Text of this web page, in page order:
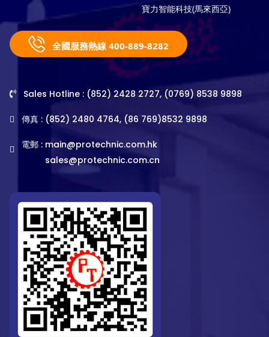
寶力智能科技(馬來西亞)
全國服務熱線 400-889-8282
Sales Hotline : (852) 2428 2727, (0769) 8538 9898
傳真 : (852) 2480 4764, (86 769)8532 9898
電郵 : main@protechnic.com.hk
sales@protechnic.com.cn